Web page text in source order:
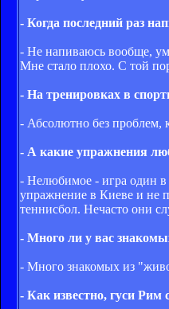
- Когда последний раз
- Не напиваюсь вообще,
Мне стало плохо. С той
- На тренировках в
- Абсолютно без проблем,
- А какие упражнения
- Нелюбимое - игра один в
упражнение в Киеве и не
теннисбол. Нечасто они
- Много ли у вас
- Много знакомых из
- Как известно, гуси Рим